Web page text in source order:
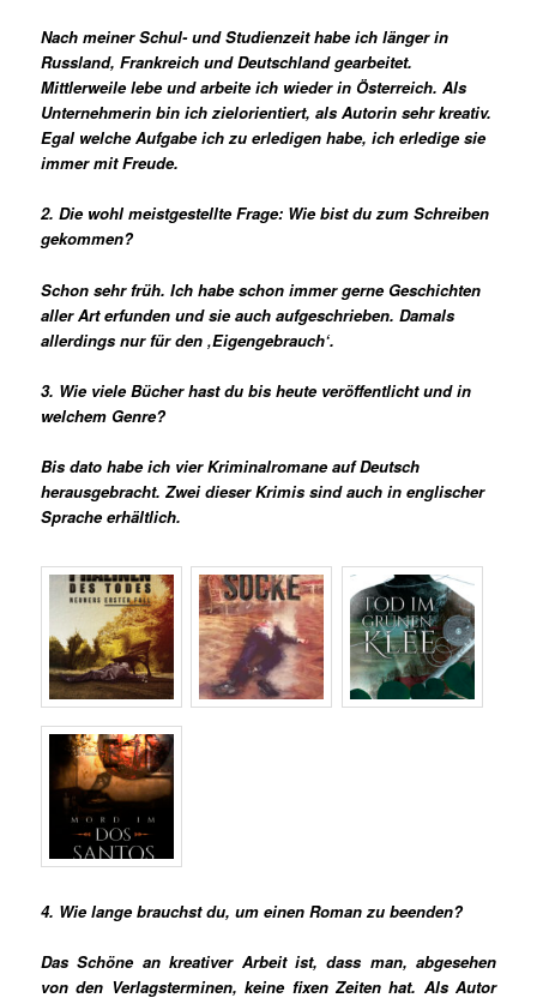
Nach meiner Schul- und Studienzeit habe ich länger in
Russland, Frankreich und Deutschland gearbeitet.
Mittlerweile lebe und arbeite ich wieder in Österreich.Als
Unternehmerin bin ich zielorientiert, als Autorin sehr kreativ.
Egal welche Aufgabe ich zu erledigen habe, ich erledige sie
immer mit Freude.
2. Die wohl meistgestellte Frage: Wie bist du zum Schreiben
gekommen?
Schon sehr früh. Ich habe schon immer gerne Geschichten
aller Art erfunden und sie auch aufgeschrieben.Damals
allerdings nur für den ‚Eigengebrauch‘.
3. Wie viele Bücher hast du bis heute veröffentlicht und in
welchem Genre?
Bis dato habe ich vier Kriminalromane auf Deutsch
herausgebracht. Zwei dieser Krimis sind auch in englischer
Sprache erhältlich.
4. Wie lange brauchst du, um einen Roman zu beenden?
Das Schöne an kreativer Arbeit ist, dass man, abgesehen
von den Verlagsterminen, keine fixen Zeiten hat. Als Autor